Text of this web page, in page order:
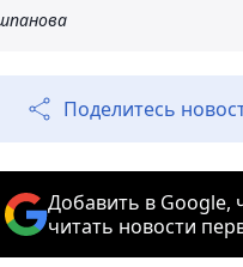
Поделитесь
Добавить в Google,
читать новости